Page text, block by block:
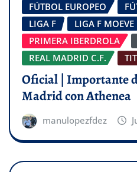
FÚTBOL EUROPEO
LIGA F
LIGA F MOEVE
PRIMERA IBERDROLA
REAL MADRID C.F.
Oficial | Importante
Madrid con Athenea
manulopezfdez